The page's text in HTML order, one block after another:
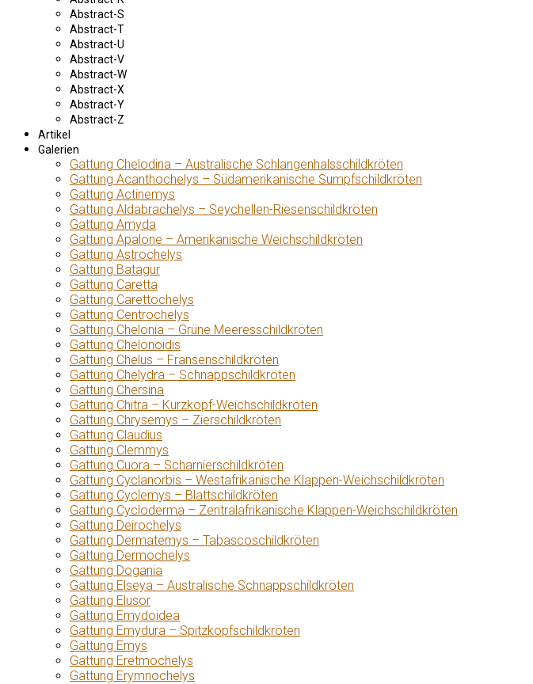
Abstract-S
Abstract-T
Abstract-U
Abstract-V
Abstract-W
Abstract-X
Abstract-Y
Abstract-Z
Artikel
Galerien
Gattung Chelodina – Australische Schlangenhalsschildkröten
Gattung Acanthochelys – Südamerikanische Sumpfschildkröten
Gattung Actinemys
Gattung Aldabrachelys – Seychellen-Riesenschildkröten
Gattung Amyda
Gattung Apalone – Amerikanische Weichschildkröten
Gattung Astrochelys
Gattung Batagur
Gattung Caretta
Gattung Carettochelys
Gattung Centrochelys
Gattung Chelonia – Grüne Meeresschildkröten
Gattung Chelonoidis
Gattung Chelus – Fransenschildkröten
Gattung Chelydra – Schnappschildkröten
Gattung Chersina
Gattung Chitra – Kurzkopf-Weichschildkröten
Gattung Chrysemys – Zierschildkröten
Gattung Claudius
Gattung Clemmys
Gattung Cuora – Scharnierschildkröten
Gattung Cyclanorbis – Westafrikanische Klappen-Weichschildkröten
Gattung Cyclemys – Blattschildkröten
Gattung Cycloderma – Zentralafrikanische Klappen-Weichschildkröten
Gattung Deirochelys
Gattung Dermatemys – Tabascoschildkröten
Gattung Dermochelys
Gattung Dogania
Gattung Elseya – Australische Schnappschildkröten
Gattung Elusor
Gattung Emydoidea
Gattung Emydura – Spitzkopfschildkröten
Gattung Emys
Gattung Eretmochelys
Gattung Erymnochelys